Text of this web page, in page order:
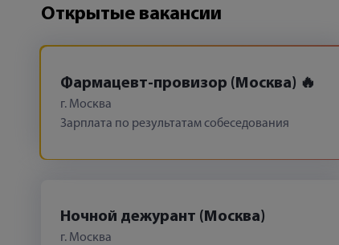
Открытые вакансии
Фармацевт-провизор (Москва)
г. Москва
Зарплата по результатам собеседования
Ночной дежурант (Москва)
г. Москва